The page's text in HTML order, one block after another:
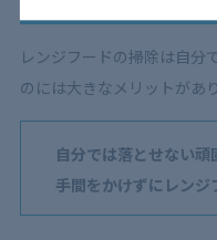
レンジフードの掃除は自分
のには大きなメリットがあ
自分では落とせない
手間をかけずにレンジ